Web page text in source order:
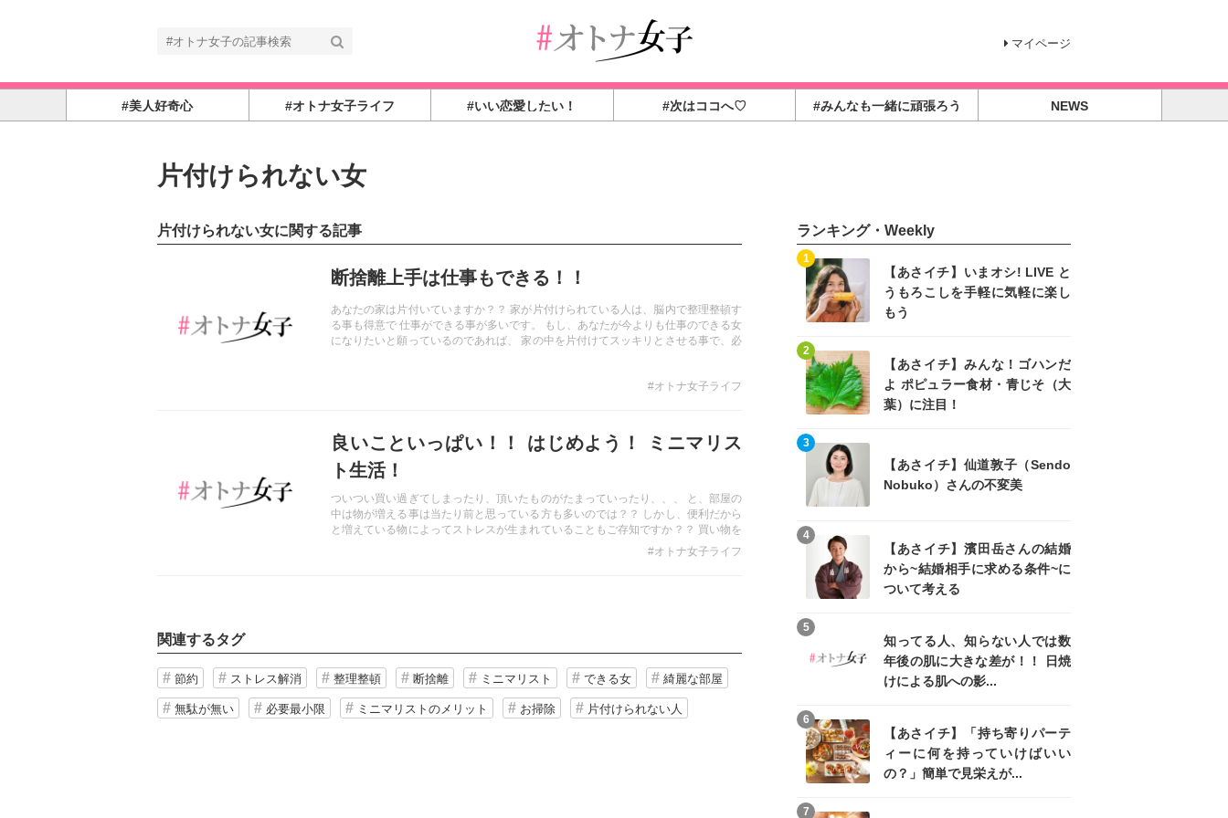
マイページ
#美人好奇心 #オトナ女子ライフ #いい恋愛したい！ #次はココへ♡ #みんなも一緒に頑張ろう NEWS
片付けられない女
片付けられない女に関する記事
断捨離上手は仕事もできる！！
あなたの家は片付いていますか？？ 家が片付けられている人は、脳内で整理整頓す
る事も得意で 仕事ができる事が多いです。 もし、あなたが今よりも仕事のできる女
になりたいと願っているのであれば、 家の中を片付けてスッキリとさせる事で、必
#オトナ女子ライフ
良いこといっぱい！！ はじめよう！ ミニマリス
ト生活！
ついつい買い過ぎてしまったり、頂いたものがたまっていったり、、、 と、部屋の
中は物が増える事は当たり前と思っている方も多いのでは？？ しかし、便利だから
と増えている物によってストレスが生まれていることもご存知ですか？？ 買い物を
する時間、探し物をする時間、ミニマリスト生活を始めてみるとそのような時間も
解消され有意義な時間の使い方ができるようになるかもしれません！！
#オトナ女子ライフ
関連するタグ
節約 ストレス解消 整理整頓 断捨離 ミニマリスト できる女 綺麗な部屋
無駄が無い 必要最小限 ミニマリストのメリット お掃除 片付けられない人
ランキング・Weekly
【あさイチ】いまオシ! LIVE と
うもろこしを手軽に気軽に楽し
もう
1
【あさイチ】みんな！ゴハンだ
よ ポピュラー食材・青じそ（大
葉）に注目！
2
【あさイチ】仙道敦子（Sendo
Nobuko）さんの不変美
3
【あさイチ】濱田岳さんの結婚
から~結婚相手に求める条件~に
ついて考える
4
知ってる人、知らない人では数
年後の肌に大きな差が！！ 日焼
けによる肌への影...
5
【あさイチ】「持ち寄りパーテ
ィーに何を持っていけばいい
の？」簡単で見栄えが...
6
7